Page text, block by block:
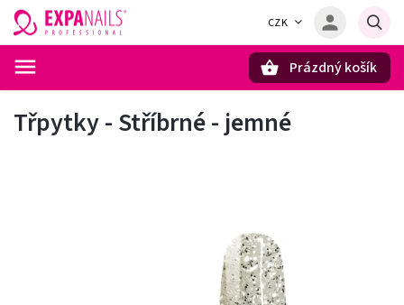
CZK
Prázdný košík
Třpytky - Stříbrné - jemné